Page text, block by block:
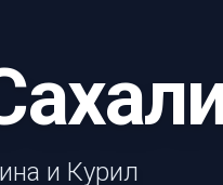
и Курил